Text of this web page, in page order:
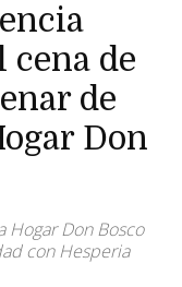
de
de
Don
Hogar Don Bosco
con Hesperia